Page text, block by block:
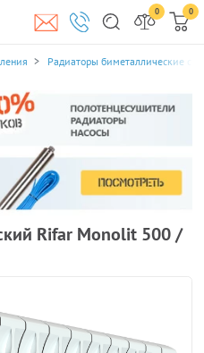
0 0
Радиаторы биметаллические
Rifar Monolit 500 /